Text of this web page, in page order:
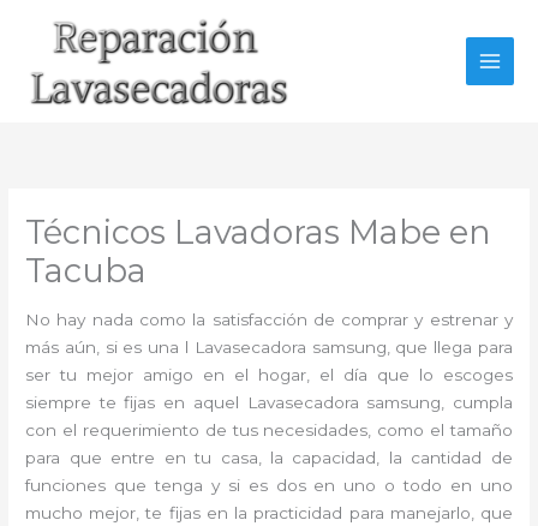
Técnicos Lavadoras Mabe en
Tacuba
No hay nada como la satisfacción de comprar y estrenar y
más aún, si es una l Lavasecadora samsung, que llega para
ser tu mejor amigo en el hogar, el día que lo escoges
siempre te fijas en aquel Lavasecadora samsung, cumpla
con el requerimiento de tus necesidades, como el tamaño
para que entre en tu casa, la capacidad, la cantidad de
funciones que tenga y si es dos en uno o todo en uno
mucho mejor, te fijas en la practicidad para manejarlo, que